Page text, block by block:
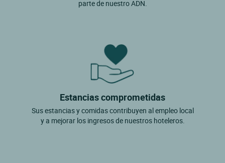
parte de nuestro ADN.
Estancias comprometidas
Sus estancias y comidas contribuyen al empleo local
y a mejorar los ingresos de nuestros hoteleros.